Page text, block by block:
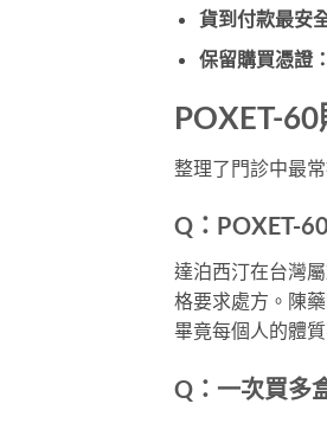
貨到付款最安
保留購買憑證：
POXET-
整理了門診中最
Q：POXET-
達泊西汀在台灣
格要求處方。陳
畢竟每個人的體
Q：一次買多